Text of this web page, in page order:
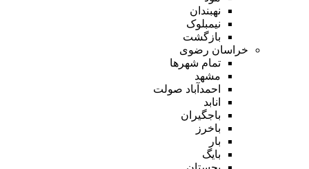
نهبندان
نیمبلوک
بازگشت
خراسان رضوی
تمام شهر‌ها
مشهد
احمدآباد صولت
انابد
باجگیران
باخرز
بار
بایگ